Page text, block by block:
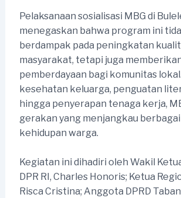
Pelaksanaan sosialisasi MBG di
menegaskan bahwa program ini
berdampak pada peningkatan
masyarakat, tetapi juga
pemberdayaan bagi komunitas
kesehatan keluarga, penguatan
hingga penyerapan tenaga kerja,
gerakan yang menjangkau
kehidupan warga.
Kegiatan ini dihadiri oleh Wakil
DPR RI, Charles Honoris; Ketua
Risca Cristina; Anggota DPRD